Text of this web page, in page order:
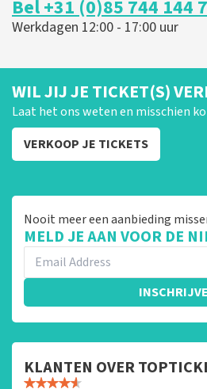
Bel +31 (0)85 744 144 7
Werkdagen 12:00 - 17:00 uur
WIL JIJ JE TICKET(S)
Laat het ons weten en misschien
VERKOOP JE TICKETS
Nooit meer een aanbieding
MELD JE AAN VOOR DE
KLANTEN OVER